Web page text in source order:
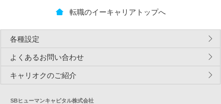
転職のイーキャリアトップへ
各種設定
よくあるお問い合わせ
キャリオクのご紹介
SBヒューマンキャピタル株式会社